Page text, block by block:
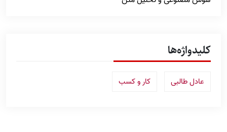
کلیدواژه‌ها
عادل طالبی کار و کسب